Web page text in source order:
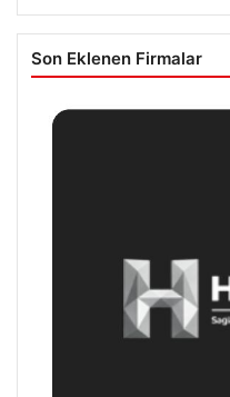
Son Eklenen Firmalar